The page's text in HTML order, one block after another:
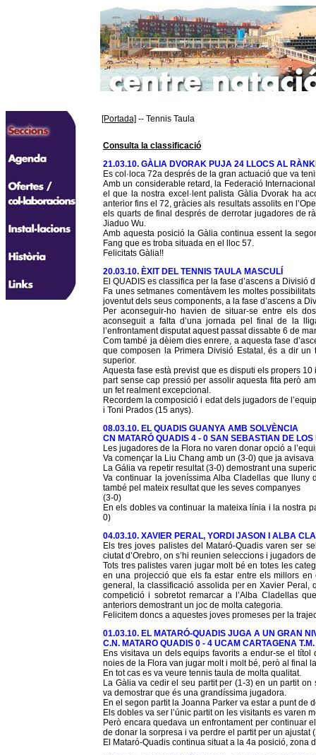
[Portada] -- Tennis Taula
Consulta la classificació
21.03.10. GÀLIA DVORAK PUJA 24 LLOCS AL
Es col·loca 72a després de la gran actuació que va
Amb un considerable retard, la Federació
el que la nostra excel·lent palista Gàlia Dvorak ha
anterior fins el 72, gràcies als resultats assolits en
els quarts de final després de derrotar jugadores de
Jiaduo Wu.
Amb aquesta posició la Gàlia continua essent la
Fang que es troba situada en el lloc 57.
Felicitats Gàlia!!
20.03.10. ÈXIT DEL TENNIS TAULA MASCULÍ
El QUADIS es classifica per la fase d’ascens a Divisió
Fa unes setmanes comentàvem les moltes
joventut dels seus components, a la fase d’ascens a
Per aconseguir-ho havien de situar-se entre els
aconseguit a falta d’una jornada pel final de la
l’enfrontament disputat aquest passat dissabte 6 de
Com també ja dèiem dies enrere, a aquesta fase
que composen la Primera Divisió Estatal, és a dir
superior.
Aquesta fase està previst que es disputi els propers
part sense cap pressió per assolir aquesta fita però
un fet realment excepcional.
Recordem la composició i edat dels jugadors de
i Toni Prados (15 anys).
08.03.10. EL QUADIS GUANYA AMB SOLVÈNCIA
CN MATARÓ QUADIS 4 - 0 SAN SEBASTIAN DE LOS
Les jugadores de la Flora no varen donar opció a
Va començar la Liu Chang amb un (3-0) que ja
La Gália va repetir resultat (3-0) demostrant una
Va continuar la joveníssima Alba Cladellas que
també pel mateix resultat que les seves companyes
(3-0)
En els dobles va continuar la mateixa línia i la nostra
0)
04.03.10. XAVIER PERAL, YORDI JASON I ALBA
Els tres joves palistes del Mataró-Quadis varen ser
ciutat d’Orebro, on s’hi reunien seleccions i jugadors
Tots tres palistes varen jugar molt bé en totes les
en una projecció que els fa estar entre els millors
general, la classificació assolida per en Xavier Peral,
competició i sobretot remarcar a l’Alba Cladellas
anteriors demostrant un joc de molta categoria.
Felicitem doncs a aquestes joves promeses per la
01.03.10. EL MATARÓ-QUADIS JUGA A UN GRAN
C.N. MATARO QUADIS 0 - 4 UCAM CARTAGENA T.M.
Ens visitava un dels equips favorits a endur-se el
noies de la Flora van jugar molt i molt bé, però al final
En tot cas es va veure tennis taula de molta qualitat.
La Gàlia va cedir el seu partit per (1-3) en un partit
va demostrar que és una grandíssima jugadora.
En el segon partit la Joanna Parker va estar a punt de
Els dobles va ser l’únic partit on les visitants es varen
Però encara quedava un enfrontament per continuar
de donar la sorpresa i va perdre el partit per un ajustat
El Mataró-Quadis continua situat a la 4a posició, zona